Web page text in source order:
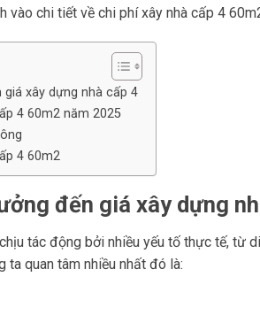
vào chi tiết về chi phí xây nhà cấp 4
xây dựng nhà cấp 4
4 60m2 năm 2025
4 60m2
đến giá xây dựng
chịu tác động bởi nhiều yếu tố thực tế, từ
quan tâm nhiều nhất đó là: